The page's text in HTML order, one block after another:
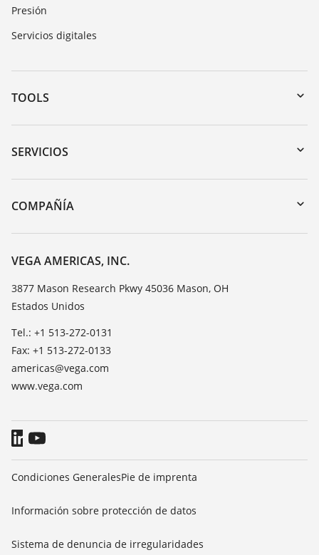
Presión
Servicios digitales
TOOLS
Zona de descarga
Búsqueda por número de serie
DTM Collection/PACTware
SERVICIOS
Devolución de instrumentos
Cursos de formacion
Lista de resistencias
TeamViewer
COMPAÑÍA
Acerca de VEGA
Contacto
Notícias
Prensa
Blog
VEGA AMERICAS, INC.
3877 Mason Research Pkwy 45036 Mason, OH
Estados Unidos
Tel.: +1 513-272-0131
Fax: +1 513-272-0133
americas@vega.com
www.vega.com
Condiciones GeneralesPie de imprenta
Información sobre protección de datos
Sistema de denuncia de irregularidades